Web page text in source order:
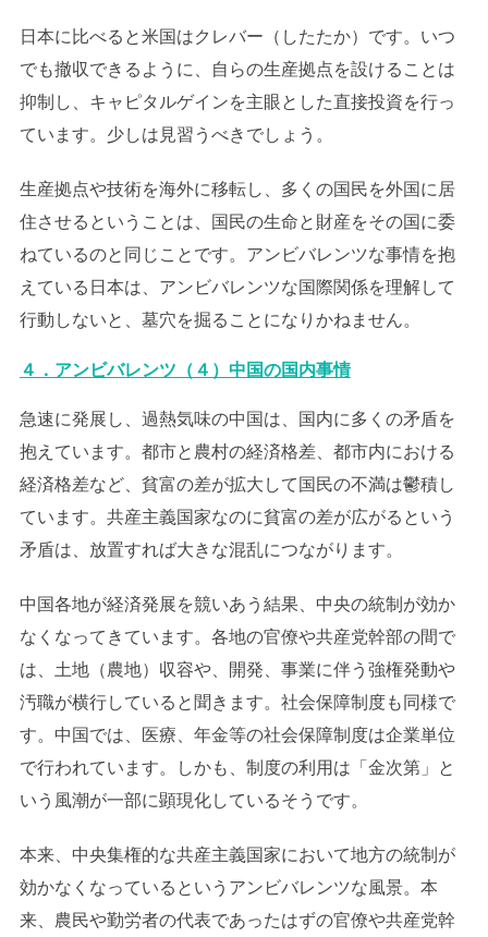
日本に比べると米国はクレバー（したたか）です。いつ
でも撤収できるように、自らの生産拠点を設けることは
抑制し、キャピタルゲインを主眼とした直接投資を行っ
ています。少しは見習うべきでしょう。
生産拠点や技術を海外に移転し、多くの国民を外国に居
住させるということは、国民の生命と財産をその国に委
ねているのと同じことです。アンビバレンツな事情を抱
えている日本は、アンビバレンツな国際関係を理解して
行動しないと、墓穴を掘ることになりかねません。
４．アンビバレンツ（４）中国の国内事情
急速に発展し、過熱気味の中国は、国内に多くの矛盾を
抱えています。都市と農村の経済格差、都市内における
経済格差など、貧富の差が拡大して国民の不満は鬱積し
ています。共産主義国家なのに貧富の差が広がるという
矛盾は、放置すれば大きな混乱につながります。
中国各地が経済発展を競いあう結果、中央の統制が効か
なくなってきています。各地の官僚や共産党幹部の間で
は、土地（農地）収容や、開発、事業に伴う強権発動や
汚職が横行していると聞きます。社会保障制度も同様で
す。中国では、医療、年金等の社会保障制度は企業単位
で行われています。しかも、制度の利用は「金次第」と
いう風潮が一部に顕現化しているそうです。
本来、中央集権的な共産主義国家において地方の統制が
効かなくなっているというアンビバレンツな風景。本
来、農民や勤労者の代表であったはずの官僚や共産党幹